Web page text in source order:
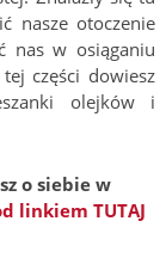
nasze otoczenie
nas w osiąganiu
części dowiesz
olejków i
o siebie w
linkiem TUTAJ